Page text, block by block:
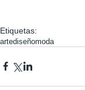
Etiquetas:
artediseñomoda